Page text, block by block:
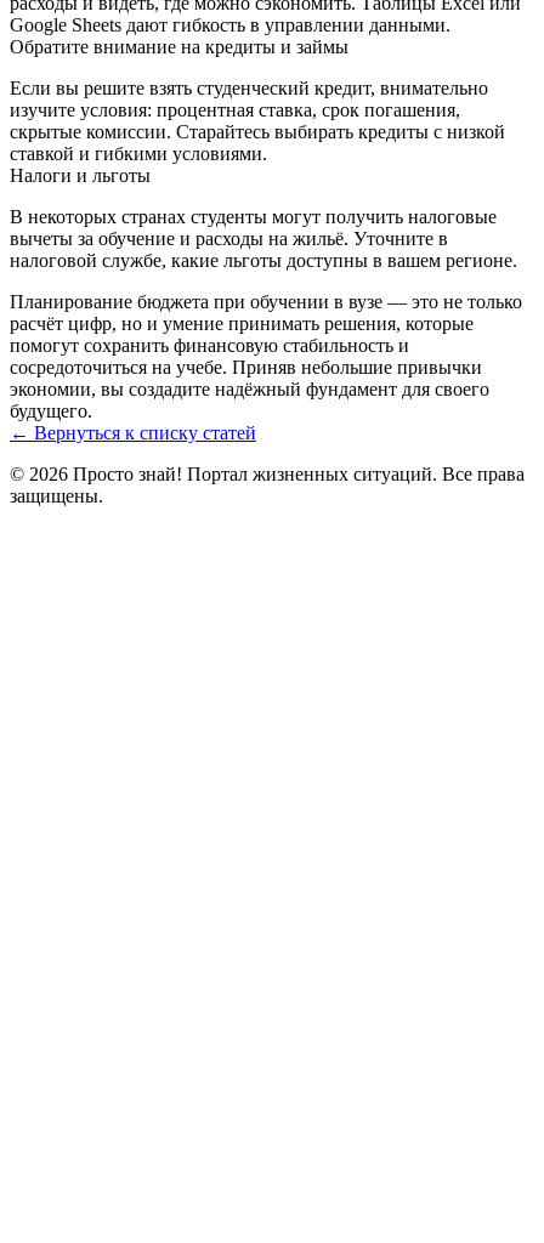
Google Sheets дают гибкость в управлении данными.
Обратите внимание на кредиты и займы
Если вы решите взять студенческий кредит, внимательно
изучите условия: процентная ставка, срок погашения,
скрытые комиссии. Старайтесь выбирать кредиты с низкой
ставкой и гибкими условиями.
Налоги и льготы
В некоторых странах студенты могут получить налоговые
вычеты за обучение и расходы на жильё. Уточните в
налоговой службе, какие льготы доступны в вашем регионе.
Планирование бюджета при обучении в вузе — это не только
расчёт цифр, но и умение принимать решения, которые
помогут сохранить финансовую стабильность и
сосредоточиться на учебе. Приняв небольшие привычки
экономии, вы создадите надёжный фундамент для своего
будущего.
← Вернуться к списку статей
© 2026 Просто знай! Портал жизненных ситуаций. Все права
защищены.